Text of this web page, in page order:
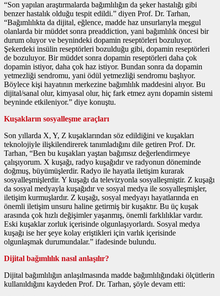
“Son yapılan araştırmalarda bağımlılığın da şeker hastalığı gibi
benzer hastalık olduğu tespit edildi.” diyen Prof. Dr. Tarhan,
“Bağımlılıkta da dijital, eğlence, madde haz unsurlarıyla meşgul
olanlarda bir müddet sonra preaddiction, yani bağımlılık öncesi bir
durum oluyor ve beynindeki dopamin reseptörleri bozuluyor.
Şekerdeki insülin reseptörleri bozulduğu gibi, dopamin reseptörleri
de bozuluyor. Bir müddet sonra dopamin reseptörleri daha çok
dopamin istiyor, daha çok haz istiyor. Bundan sonra da dopamin
yetmezliği sendromu, yani ödül yetmezliği sendromu başlıyor.
Böylece kişi hayatının merkezine bağımlılık maddesini alıyor. Bu
dijital/sanal olur, kimyasal olur, hiç fark etmez aynı dopamin sistemi
beyninde etkileniyor.” diye konuştu.
Kuşakların sosyalleşme araçları
Son yıllarda X, Y, Z kuşaklarından söz edildiğini ve kuşakları
teknolojiyle ilişkilendirerek tanımladığını dile getiren Prof. Dr.
Tarhan, “Ben bu kuşakları yaştan bağımsız değerlendirmeye
çalışıyorum. X kuşağı, radyo kuşağıdır ve radyonun döneminde
doğmuş, büyümüşlerdir. Radyo ile hayatla iletişim kurarak
sosyalleşmişlerdir. Y kuşağı da televizyonla sosyalleşmiştir. Z kuşağı
da sosyal medyayla kuşağıdır ve sosyal medya ile sosyalleşmişler,
iletişim kurmuşlardır. Z kuşağı, sosyal medyayı hayatlarında en
önemli iletişim unsuru haline getirmiş bir kuşaktır. Bu üç kuşak
arasında çok hızlı değişimler yaşanmış, önemli farklılıklar vardır.
Eski kuşaklar zorluk içerisinde olgunlaşıyorlardı. Sosyal medya
kuşağı ise her şeye kolay eriştikleri için varlık içerisinde
olgunlaşmak durumundalar.” ifadesinde bulundu.
Dijital bağımlılık nasıl anlaşılır?
Dijital bağımlılığın anlaşılmasında madde bağımlılığındaki ölçütlerin
kullanıldığını kaydeden Prof. Dr. Tarhan, şöyle devam etti: